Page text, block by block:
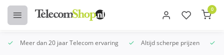
0
Meer dan 20 jaar Telecom ervaring Altijd scherpe prijzen